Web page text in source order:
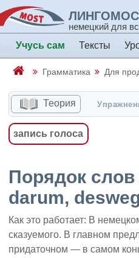
немецкий для
Учусь сам Тексты
Грамматика Для
Теория
запись голоса
Порядок
darum,
Как это работает: В
сказуемого. В главном
придаточном — в самом